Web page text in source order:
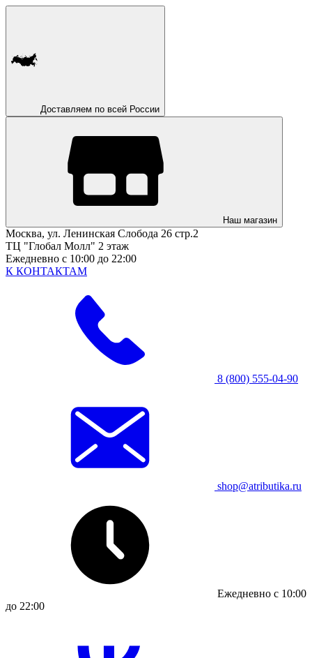
Доставляем по всей России
Наш магазин
Москва, ул. Ленинская Слобода 26 стр.2
ТЦ "Глобал Молл" 2 этаж
Ежедневно с 10:00 до 22:00
К КОНТАКТАМ
8 (800) 555-04-90
shop@atributika.ru
Ежедневно с 10:00
до 22:00